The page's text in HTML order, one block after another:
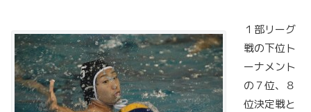
１部リーグ
戦の下位ト
ーナメント
の７位、８
位決定戦と